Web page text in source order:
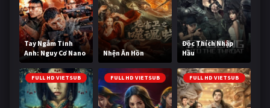
Tay Ngắm Tinh
Anh: Nguy Cơ Nano
Nhện Ăn Hồn
Độc Thích Nhập
Hầu
FULL HD VIETSUB FULL HD VIETSUB FULL HD VIETSUB